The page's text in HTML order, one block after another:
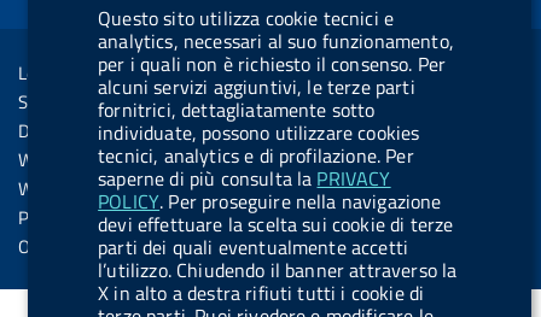
Questo sito utilizza cookie tecnici e
analytics, necessari al suo funzionamento,
per i quali non è richiesto il consenso. Per
alcuni servizi aggiuntivi, le terze parti
fornitrici, dettagliatamente sotto
individuate, possono utilizzare cookies
tecnici, analytics e di profilazione. Per
saperne di più consulta la PRIVACY
POLICY. Per proseguire nella navigazione
devi effettuare la scelta sui cookie di terze
parti dei quali eventualmente accetti
l’utilizzo. Chiudendo il banner attraverso la
X in alto a destra rifiuti tutti i cookie di
b
u
t
t
o
n
.
s
p
y
e i
n
Sezione Link Utili
Legal notice
Social Media Policy
Dichiarazione di accessibilità
Web accessibility
Website statistics
Privacy
Online services